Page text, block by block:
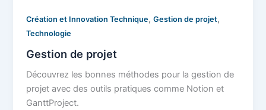
Création et Innovation Technique,Gestion de projet,
Technologie
Gestion de projet
Découvrez les bonnes méthodes pour la gestion de
projet avec des outils pratiques comme Notion et
GanttProject.